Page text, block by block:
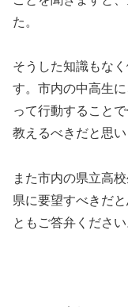
た。
そうした知識もな
す。市内の中高生
って行動すること
教えるべきだと思
また市内の県立高
県に要望すべきだ
ともご答弁ください